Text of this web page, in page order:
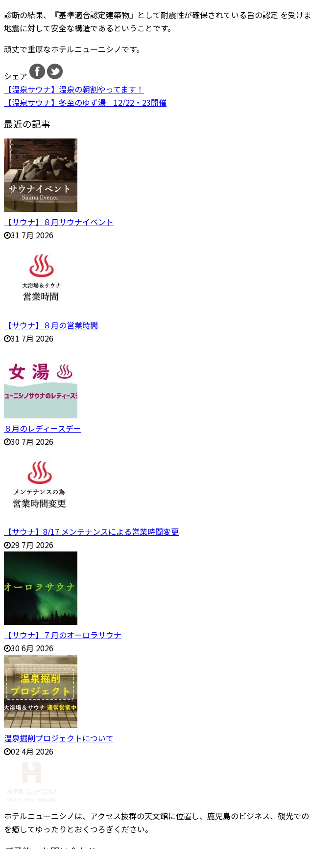
診断の結果、『基準適合認定建築物』として耐震性が確保されている旨の認定 を受け
地震に対して安全な構造であるということです。
頑丈で重厚なホテルニューニシノです。
シェア
【温泉サウナ】温泉の朝割やってます！
【温泉サウナ】冬至のゆず湯 12/22・23開催
最近の記事
【サウナ】８月サウナイベント
31 7月 2026
【サウナ】８月の営業時間
31 7月 2026
８月のレディースデー
30 7月 2026
【サウナ】8/17 メンテナンスによる営業時間変更
29 7月 2026
【サウナ】７月のオーロラサウナ
30 6月 2026
温泉掘削プロジェクトについて
02 4月 2026
ホテルニューニシノは、アクセス抜群の天文館に位置し、鹿児島のビジネス、観光
を癒してゆったりとおくつろぎください。